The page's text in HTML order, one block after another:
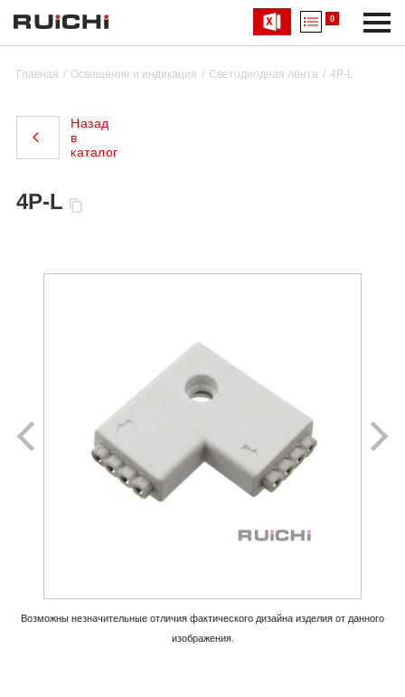
0
Главная Освещение и индикация Светодиодная лента 4P-L
Назад
в
каталог
4P-L
Возможны незначительные отличия фактического дизайна изделия от данного
изображения.